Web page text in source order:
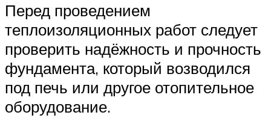
Перед проведением
теплоизоляционных работ следует
проверить надёжность и прочность
фундамента, который возводился
под печь или другое отопительное
оборудование.